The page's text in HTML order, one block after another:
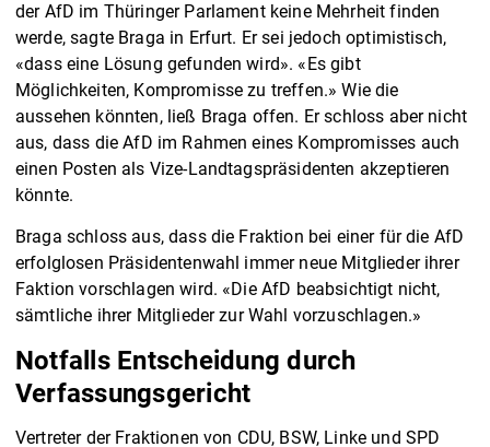
der AfD im Thüringer Parlament keine Mehrheit finden
werde, sagte Braga in Erfurt. Er sei jedoch optimistisch,
«dass eine Lösung gefunden wird». «Es gibt
Möglichkeiten, Kompromisse zu treffen.» Wie die
aussehen könnten, ließ Braga offen. Er schloss aber nicht
aus, dass die AfD im Rahmen eines Kompromisses auch
einen Posten als Vize-Landtagspräsidenten akzeptieren
könnte.
Braga schloss aus, dass die Fraktion bei einer für die AfD
erfolglosen Präsidentenwahl immer neue Mitglieder ihrer
Faktion vorschlagen wird. «Die AfD beabsichtigt nicht,
sämtliche ihrer Mitglieder zur Wahl vorzuschlagen.»
Notfalls Entscheidung durch
Verfassungsgericht
Vertreter der Fraktionen von CDU, BSW, Linke und SPD